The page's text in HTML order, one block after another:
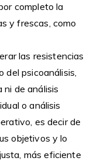
completo la
y frescas, como
las resistencias
del psicoanálisis,
ni de análisis
o análisis
es decir de
objetivos y lo
más eficiente